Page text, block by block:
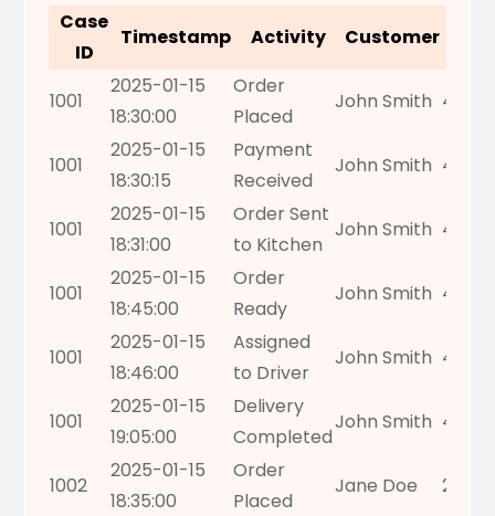
Case
ID
Timestamp Activity Customer
1001
2025-01-15
18:30:00
Order
Placed
John Smith 45.99
1001
2025-01-15
18:30:15
Payment
Received
John Smith 45.99
1001
2025-01-15
18:31:00
Order Sent
to Kitchen
John Smith 45.99
1001
2025-01-15
18:45:00
Order
Ready
John Smith 45.99
1001
2025-01-15
18:46:00
Assigned
to Driver
John Smith 45.99
1001
2025-01-15
19:05:00
Delivery
Completed
John Smith 45.99
1002
2025-01-15
18:35:00
Order
Placed
Jane Doe 28.50